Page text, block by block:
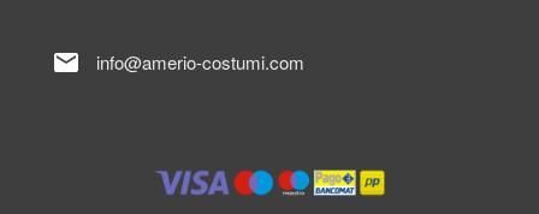
mail info@amerio-costumi.com